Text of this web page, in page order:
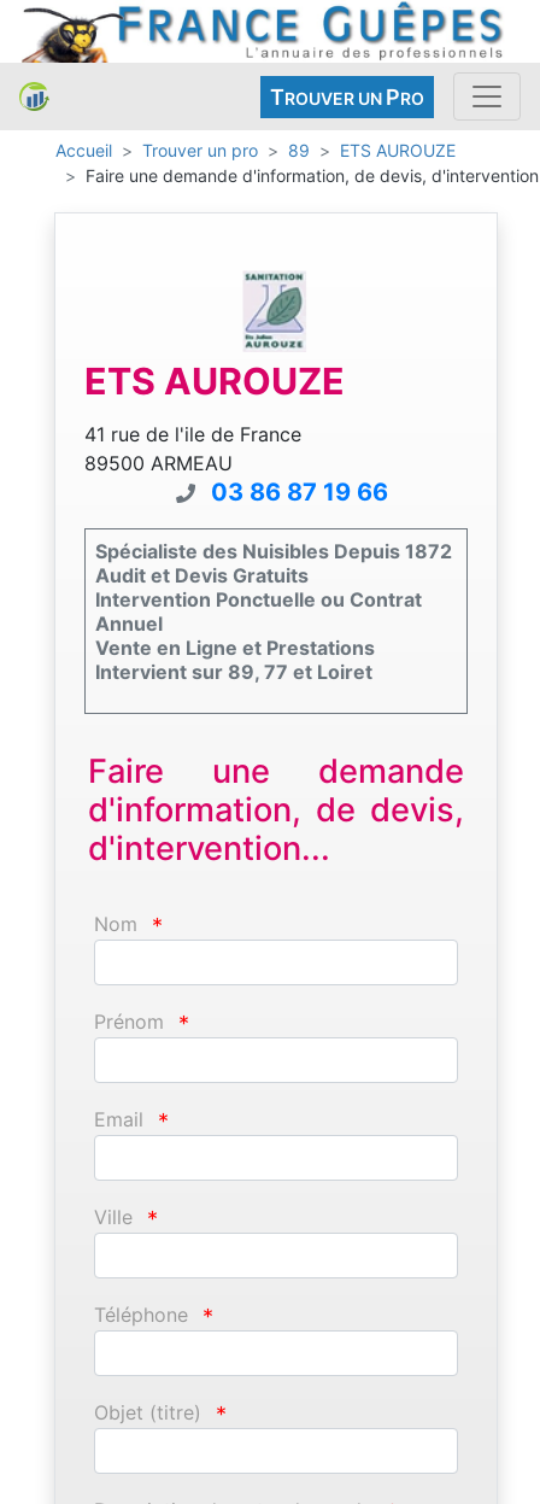
TROUVER UN PRO
Accueil Trouver un pro 89
ETS AUROUZE
Faire une demande d'information, de devis, d'intervention
ETS AUROUZE
41 rue de l'ile de France
89500 ARMEAU
03 86 87 19 66
Spécialiste des Nuisibles Depuis 1872
Audit et Devis Gratuits
Intervention Ponctuelle ou Contrat
Annuel
Vente en Ligne et Prestations
Intervient sur 89, 77 et Loiret
Faire une demande
d'information, de devis,
d'intervention...
Nom *
Prénom *
Email *
Ville *
Téléphone *
Objet (titre) *